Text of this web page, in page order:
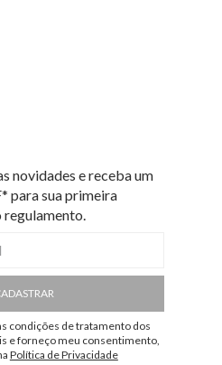
novidades e receba um
para sua primeira
regulamento.
condições de tratamento dos
e forneço meu consentimento,
Política de Privacidade